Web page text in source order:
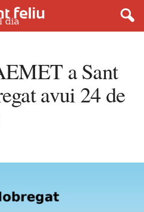
a Sant
avui 24 de